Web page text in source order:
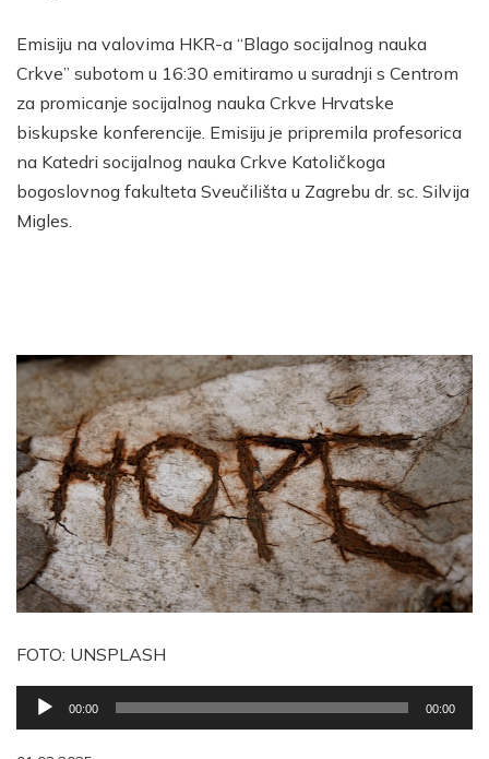
Emisiju na valovima HKR-a “Blago socijalnog nauka
Crkve” subotom u 16:30 emitiramo u suradnji s Centrom
za promicanje socijalnog nauka Crkve Hrvatske
biskupske konferencije. Emisiju je pripremila profesorica
na Katedri socijalnog nauka Crkve Katoličkoga
bogoslovnog fakulteta Sveučilišta u Zagrebu dr. sc. Silvija
Migles.
FOTO: UNSPLASH
Reproduktor
audiozapisa
00:00 00:00